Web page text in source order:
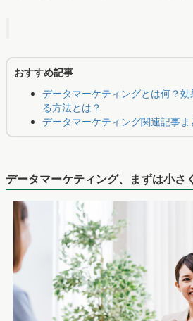
おすすめ記事
データマーケティングとは何？
る方法とは？
データマーケティング関連記事ま
データマーケティング、まずは小さ